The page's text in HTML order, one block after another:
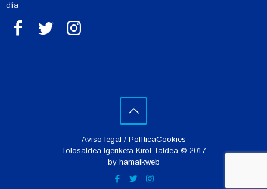
día
Aviso legal / PolíticaCookies
Tolosaldea Igeriketa Kirol Taldea © 2017
by hamaikweb